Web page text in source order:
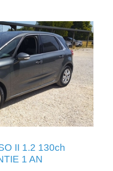
II 1.2 130ch
1 AN